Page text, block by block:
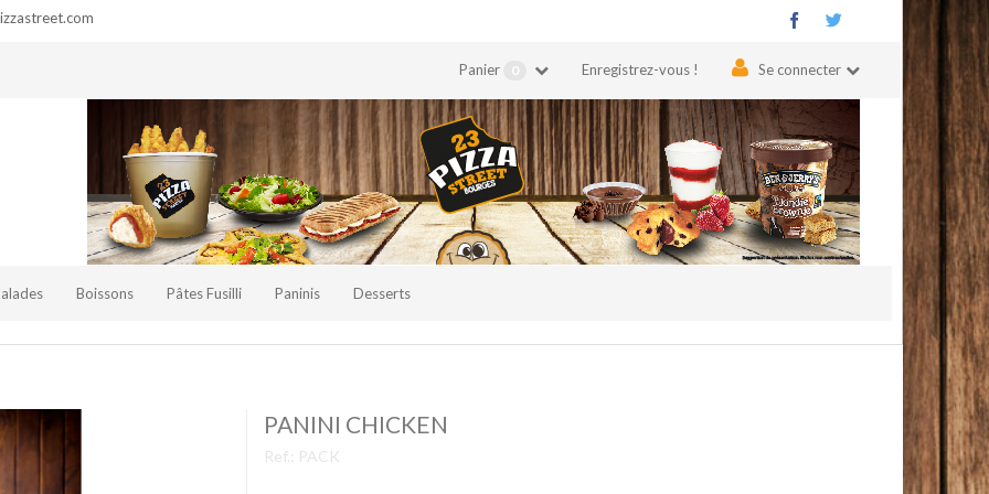
Enregistrez-vous ! Se connecter
Panier 0
Boissons Pâtes Fusilli Paninis Desserts
PANINI CHICKEN
Ref.: PACK